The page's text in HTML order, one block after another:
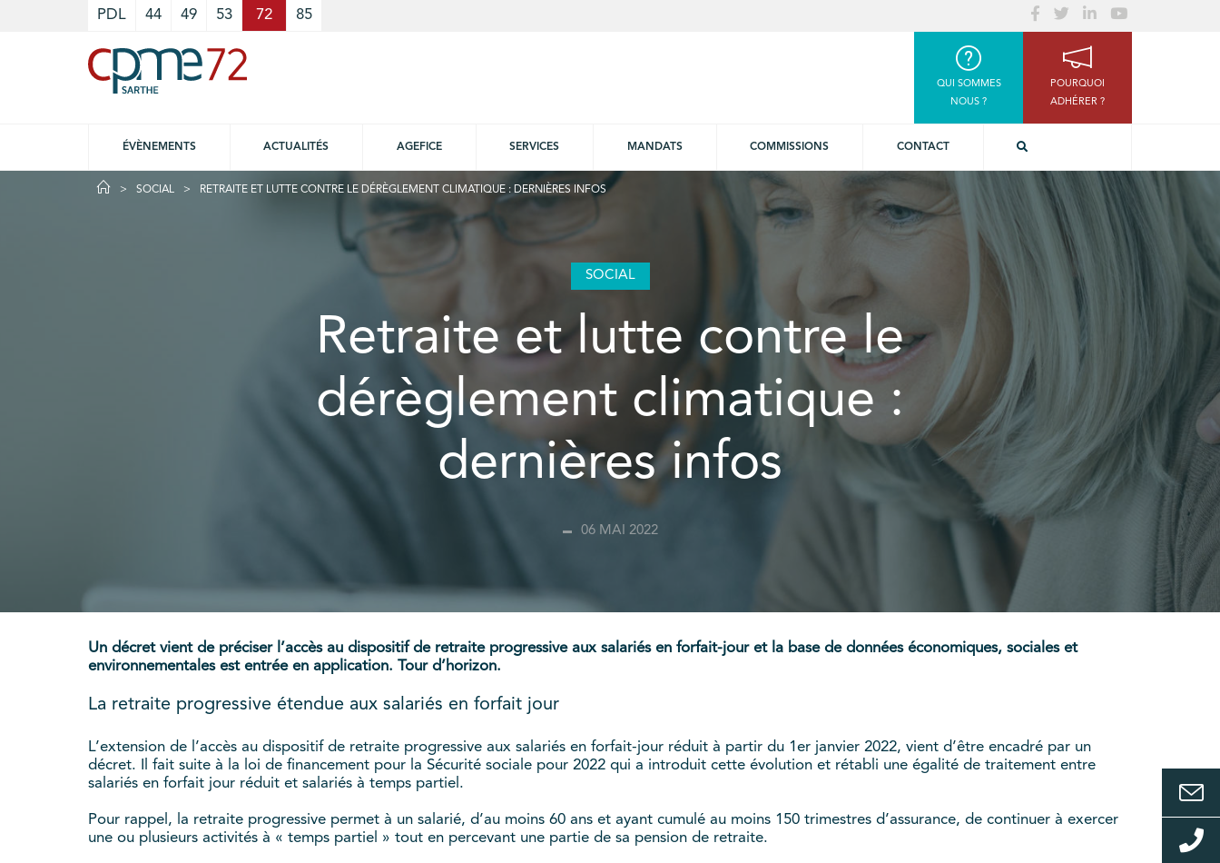
PDL 44 49 53 72 85
QUI SOMMES
NOUS ?
POURQUOI
ADHÉRER ?
ÉVÈNEMENTS ACTUALITÉS AGEFICE SERVICES MANDATS COMMISSIONS CONTACT
SOCIAL RETRAITE ET LUTTE CONTRE LE DÉRÈGLEMENT CLIMATIQUE : DERNIÈRES INFOS
SOCIAL
Retraite et lutte contre le
dérèglement climatique :
dernières infos
06 MAI 2022
Un décret vient de préciser l’accès au dispositif de retraite progressive aux salariés en forfait-jour et la base de données économiques, sociales et
environnementales est entrée en application. Tour d’horizon.
La retraite progressive étendue aux salariés en forfait jour
L’extension de l’accès au dispositif de retraite progressive aux salariés en forfait-jour réduit à partir du 1er janvier 2022, vient d’être encadré par un
décret. Il fait suite à la loi de financement pour la Sécurité sociale pour 2022 qui a introduit cette évolution et rétabli une égalité de traitement entre
salariés en forfait jour réduit et salariés à temps partiel.
Pour rappel, la retraite progressive permet à un salarié, d’au moins 60 ans et ayant cumulé au moins 150 trimestres d’assurance, de continuer à exercer
une ou plusieurs activités à « temps partiel » tout en percevant une partie de sa pension de retraite.
Cookies management panel